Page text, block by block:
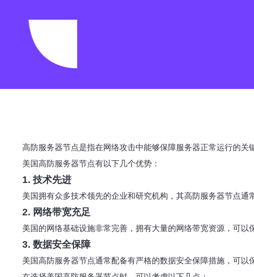
高防服务器节点是指在网络攻击中能够保障服务器正常运行的
美国高防服务器节点有以下几个优势：
1. 技术先进
美国拥有众多技术领先的企业和研究机构，其高防服务器节点通
2. 网络带宽充足
美国的网络基础设施非常完善，拥有大量的网络带宽资源，可以
3. 数据安全保障
美国高防服务器节点通常配备有严格的数据安全保障措施，可以